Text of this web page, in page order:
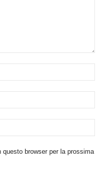
browser per la prossima